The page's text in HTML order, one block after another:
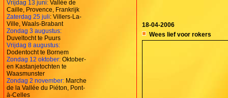
Vrijdag 13 juni: Vallée de
Caille, Provence, Frankrijk
Zaterdag 25 juli: Villers-La-
Ville, Waals-Brabant
Zondag 3 augustus:
Duveltocht te Puurs
Vrijdag 8 augustus:
Dodentocht te Bornem
Zondag 12 oktober: Oktober-
en Kastanjetochten te
Waasmunster
Zondag 2 november: Marche
de la Vallée du Piéton, Pont-
à-Celles
18-04-2006
Wees lief voor rokers